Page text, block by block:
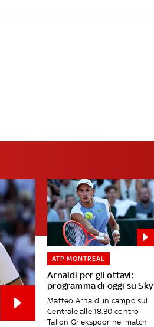
Arnaldi per gli ottavi:
programma di oggi su Sky
ATP MONTREAL
Matteo Arnaldi in campo sul
Centrale alle 18.30 contro
Tallon Griekspoor nel match